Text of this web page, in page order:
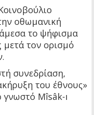
οθωμανική
το ψήφισμα
μετά τον ορισμό
συνεδρίαση,
του έθνους»
γνωστό Mîsâk-ı